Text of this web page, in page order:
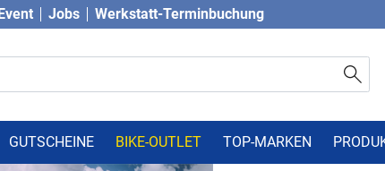
Jobs Werkstatt-Terminbuchung
GUTSCHEINE BIKE-OUTLET TOP-MARKEN